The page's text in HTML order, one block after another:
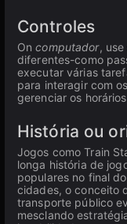
Controles
Oncomputador, use
diferentes-como
executar várias
para interagir com
gerenciar os
História ou
Jogos como Train
longa história de
populares no final
cidades, o conceito
transporte público
mesclando